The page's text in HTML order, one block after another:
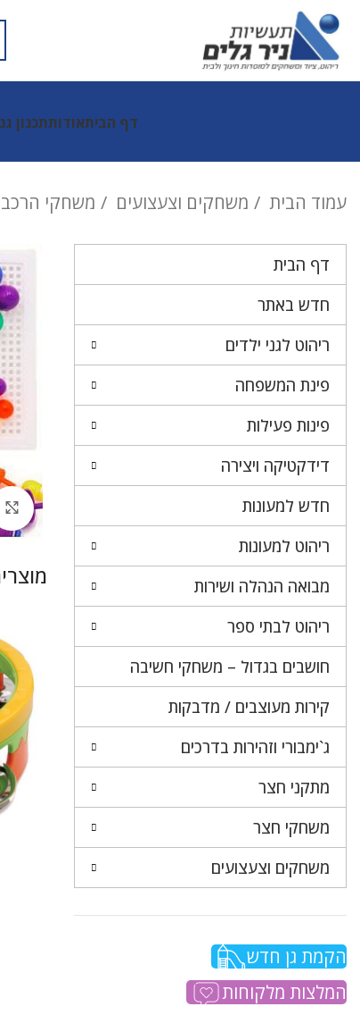
דף הביתאודותתכנון
עמוד הבית משחקים וצעצועים משחקי
דף הבית
חדש באתר
ריהוט לגני ילדים
פינת המשפחה
פינות פעילות
דידקטיקה ויצירה
חדש למעונות
ריהוט למעונות
מבואה הנהלה ושירות
ריהוט לבתי ספר
חושבים בגדול – משחקי חשיבה
קירות מעוצבים / מדבקות
ג`ימבורי וזהירות בדרכים
מתקני חצר
משחקי חצר
משחקים וצעצועים
הקמת גן חדש
המלצות מלקוחות